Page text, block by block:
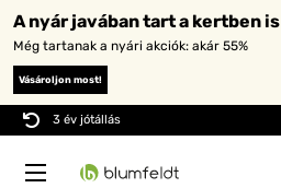
A nyár javában tart a kertben is
Még tartanak a nyári akciók: akár 55%
Vásároljon most!
3 év jótállás